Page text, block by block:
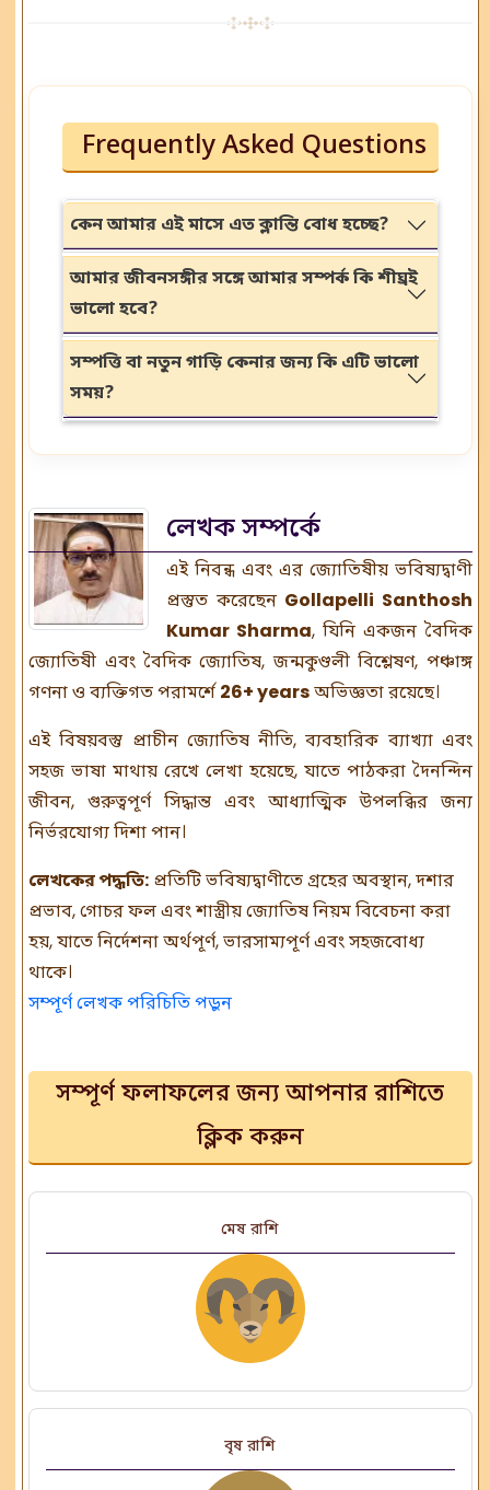
Frequently Asked Questions
কেন আমার এই মাসে এত ক্লান্তি বোধ হচ্ছে?
আমার জীবনসঙ্গীর সঙ্গে আমার সম্পর্ক কি শীঘ্রই
ভালো হবে?
সম্পত্তি বা নতুন গাড়ি কেনার জন্য কি এটি ভালো
সময়?
লেখক সম্পর্কে
এই নিবন্ধ এবং এর জ্যোতিষীয় ভবিষ্যদ্বাণী
প্রস্তুত করেছেন Gollapelli Santhosh
Kumar Sharma, যিনি একজনবৈদিক
জ্যোতিষী এবং বৈদিক জ্যোতিষ, জন্মকুণ্ডলী বিশ্লেষণ, পঞ্চাঙ্গ
গণনা ও ব্যক্তিগত পরামর্শে26+ yearsঅভিজ্ঞতা রয়েছে।
এই বিষয়বস্তু প্রাচীন জ্যোতিষ নীতি, ব্যবহারিক ব্যাখ্যা এবং
সহজ ভাষা মাথায় রেখে লেখা হয়েছে, যাতে পাঠকরা দৈনন্দিন
জীবন, গুরুত্বপূর্ণ সিদ্ধান্ত এবং আধ্যাত্মিক উপলব্ধির জন্য
নির্ভরযোগ্য দিশা পান।
লেখকের পদ্ধতি: প্রতিটি ভবিষ্যদ্বাণীতে গ্রহের অবস্থান, দশার
প্রভাব, গোচর ফল এবং শাস্ত্রীয় জ্যোতিষ নিয়ম বিবেচনা করা
হয়, যাতে নির্দেশনা অর্থপূর্ণ, ভারসাম্যপূর্ণ এবং সহজবোধ্য
থাকে।
সম্পূর্ণ লেখক পরিচিতি পড়ুন
সম্পূর্ণ ফলাফলের জন্য আপনার রাশিতে
ক্লিক করুন
মেষ রাশি
বৃষ রাশি